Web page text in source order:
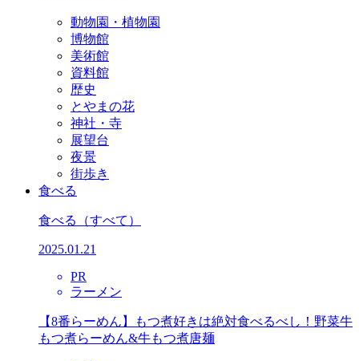
動物園・植物園
博物館
美術館
資料館
歴史
とやまの花
神社・寺
展望台
夜景
街歩き
食べる
食べる （すべて）
2025.01.21
PR
ラーメン
【8番らーめん】もつ煮好きは絶対食べるべし！野菜牛
もつ煮らーめん&牛もつ煮唐麺